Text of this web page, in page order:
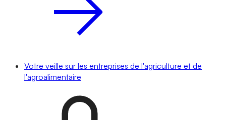
Votre veille sur les entreprises de l'agriculture et de
l'agroalimentaire